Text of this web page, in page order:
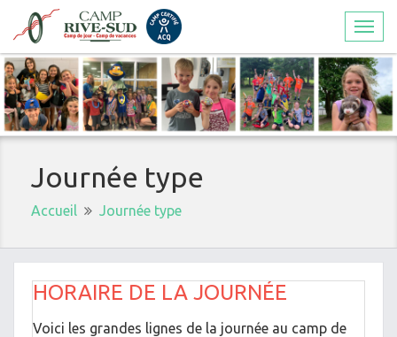
Journée type
Accueil Journée type
HORAIRE DE LA JOURNÉE
Voici les grandes lignes de la journée au camp de